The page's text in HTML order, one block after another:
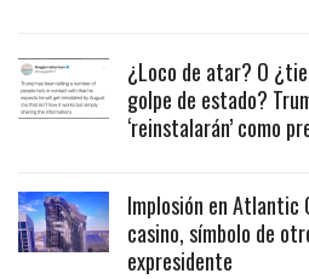
¿Loco de atar? O
golpe de estado?
‘reinstalarán’ como
Implosión en Atlantic
casino, símbolo de
expresidente